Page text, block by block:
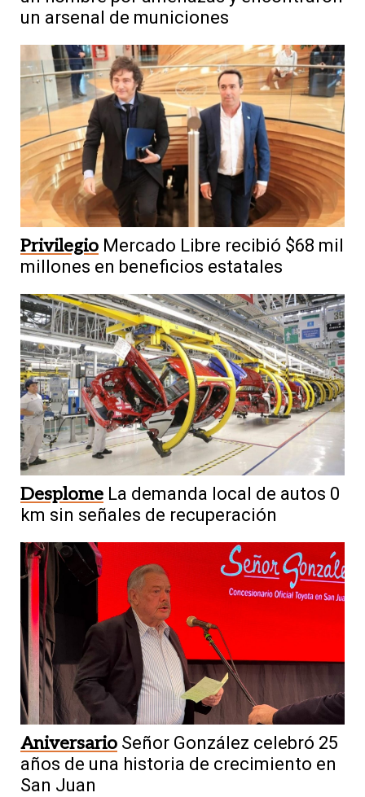
un arsenal de municiones
Privilegio Mercado Libre recibió $68 mil
millones en beneficios estatales
Desplome La demanda local de autos 0
km sin señales de recuperación
Aniversario Señor González celebró 25
años de una historia de crecimiento en
San Juan